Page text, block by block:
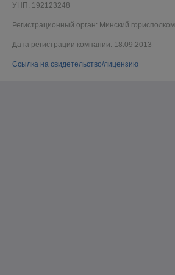
УНП: 192123248
Регистрационный орган: Минский горисполком
Дата регистрации компании: 18.09.2013
Ссылка на свидетельство/лицензию